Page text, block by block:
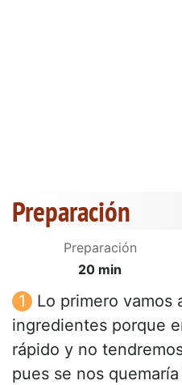
Preparación
Preparación
20 min
Lo primero vamos
ingredientes porque
rápido y no
pues se nos